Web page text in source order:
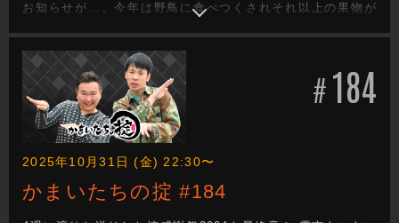
お知らせが…。今年は野鳥に食べつくされそれ以上の果物が
無いという！フルーツのお礼に野鳥を追い払うお手伝いを買
って出るかまいたち。ロケット花火を使った「銃」を放つ
と、その火の粉を盛大に浴びる山内。さらに、“バッタらしき
虫”にロケは大混乱！
#184
2025年10月31日 (金) 22:30〜
かまいたちの掟 #184